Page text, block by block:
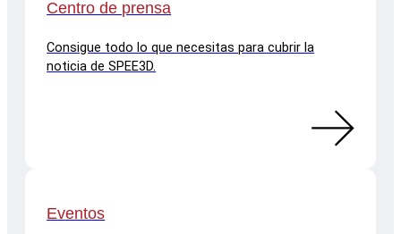
Centro de prensa
Consigue todo lo que necesitas para cubrir la
noticia de SPEE3D.
Eventos